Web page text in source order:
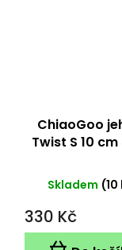
ChiaoGoo
Twist S 10
Skladem (10
330 Kč